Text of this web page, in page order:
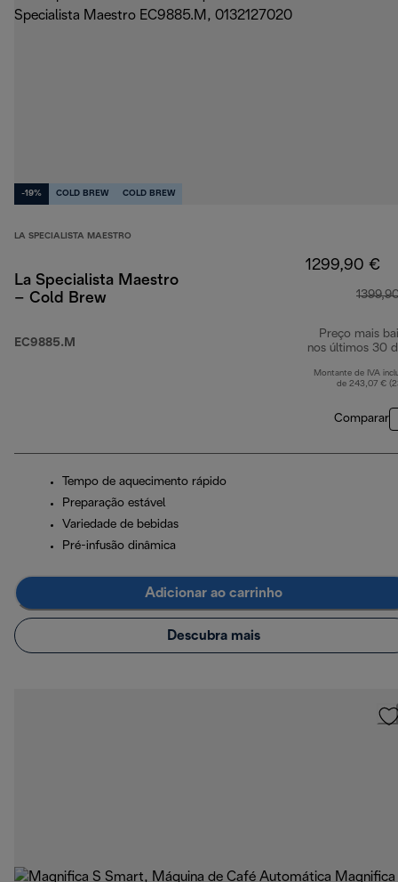
-19% COLD BREW COLD BREW
LA SPECIALISTA MAESTRO
La Specialista Maestro
– Cold Brew
EC9885.M
1299,90 €
Preço mais
nos últimos 30
Montante de IVA
de 243,07 €
Comparar
Tempo de aquecimento rápido
Preparação estável
Variedade de bebidas
Pré-infusão dinâmica
Adicionar ao carrinho
Descubra mais